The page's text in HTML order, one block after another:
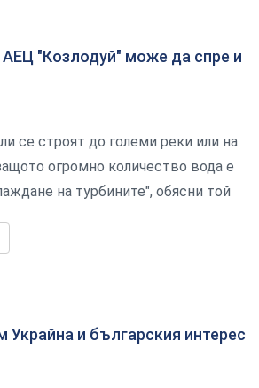
АЕЦ "Козлодуй" може да спре и
се строят до големи реки или на
огромно количество вода е
на турбините", обясни той
и българския интерес